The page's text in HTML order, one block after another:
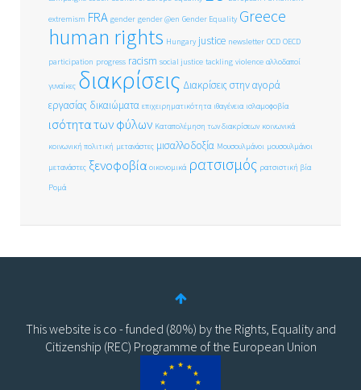
extremism FRA gender gender @en Gender Equality Greece
human rights Hungary justice newsletter OCD OECD
participation progress racism social justice tackling violence αλλοδαποί
γυναίκες διακρίσεις Διακρίσεις στην αγορά
εργασίας δικαιώματα επιχειρηματικότητα ιθαγένεια ισλαμοφοβία
ισότητα των φύλων Καταπολέμηση των διακρίσεων κοινωνικά
κοινωνική πολιτική μετανάστες μισαλλοδοξία Μουσουλμάνοι μουσουλμάνοι
μετανάστες ξενοφοβία οικονομικά ρατσισμός ρατσιστική βία
Ρομά
This website is co - funded (80%) by the Rights, Equality and
Citizenship (REC) Programme of the European Union